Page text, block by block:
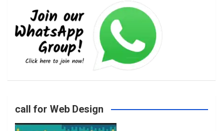
e
b
o r
call for Web Design